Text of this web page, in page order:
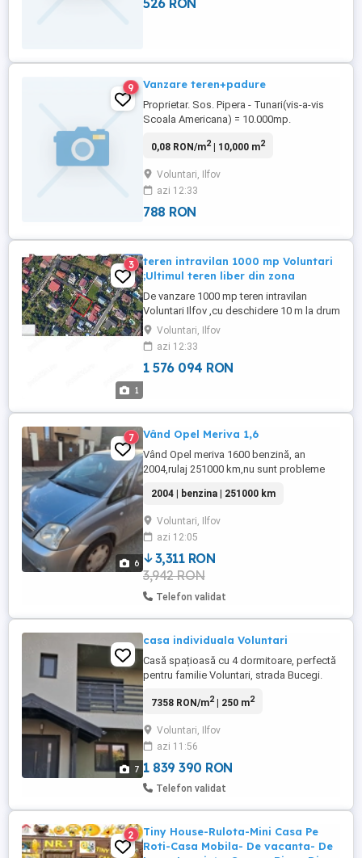
526 RON
9 Vanzare teren+padure
Proprietar. Sos. Pipera - Tunari(vis-a-vis
Scoala Americana) = 10.000mp.
adancime spre padure. Date de contact:
0,08 RON/m2| 10,000 m2
Voluntari, Ilfov
azi 12:33
788 RON
1
3
teren intravilan 1000 mp Voluntari
;Ultimul teren liber din zona
De vanzare 1000 mp teren intravilan
Voluntari Ilfov ,cu deschidere 10 m la drum
de servitute cu latimea de 5 m . Terenul cu
laturile de 30,3 m x 33 m este liber de
constructii si este situat in zona
rezidentiala a strazilor Aries si George
Voluntari, Ilfov
azi 12:33
1 576 094 RON
6
7 Vând Opel Meriva 1,6
Vând Opel meriva 1600 benzină, an
2004,rulaj 251000 km,nu sunt probleme
taxe platite. Prețul îl negociem ,acum este
3500 lei.
2004 | benzina | 251000 km
Voluntari, Ilfov
azi 12:05
3,311 RON
3,942 RON
Telefon validat
7
casa individuala Voluntari
Casă spațioasă cu 4 dormitoare, perfectă
pentru familie Voluntari, strada Bucegi.
mp, cu o suprafață construita de 250 mp.
zonă de dining și bucătărie open space,
cu acces direct către o terasa acoperita
de 30 mp. ...
7358 RON/m2| 250 m2
Voluntari, Ilfov
azi 11:56
1 839 390 RON
Telefon validat
2
Tiny House-Rulota-Mini Casa Pe
Roti-Casa Mobila- De vacanta- De